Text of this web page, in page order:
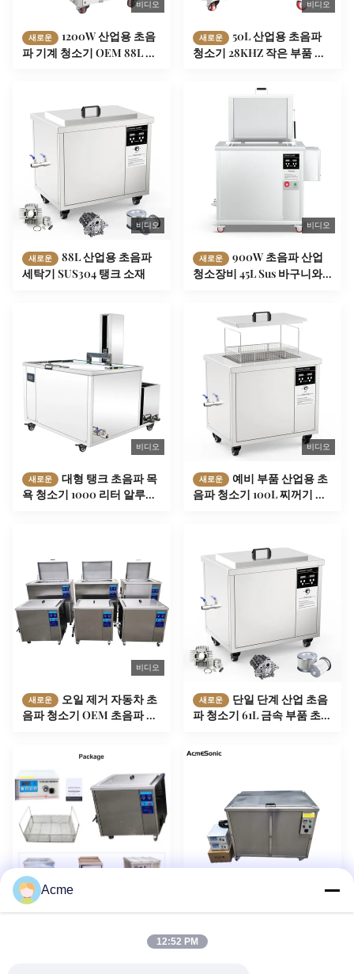
비디오
새로운
1200W 산업용 초음
파 기계 청소기 OEM 88L 탱
비디오
새로운
50L 산업용 초음파
청소기 28KHZ 작은 부품 청
비디오
새로운
88L 산업용 초음파
세탁기 SUS304 탱크 소재
비디오
새로운
900W 초음파 산업
청소장비 45L Sus 바구니와
비디오
새로운
대형 탱크 초음파 목
욕 청소기 1000 리터 알루미
비디오
새로운
예비 부품 산업용 초
음파 청소기 100L 찌꺼기 먼
비디오
새로운
오일 제거 자동차 초
음파 청소기 OEM 초음파 자
새로운
단일 단계 산업 초음
파 청소기 61L 금속 부품 초음
음파 청소기 SS 경종 방지 탱
부품 클리너 전기 360L 큰 탱
크
Acme
12:52 PM